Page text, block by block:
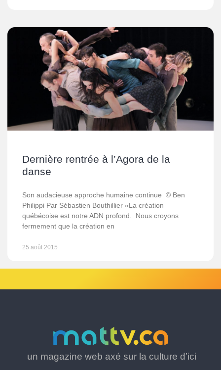
Dernière rentrée à l’Agora de la
danse
Son audacieuse approche humaine continue © Ben
Philippi Par Sébastien Bouthillier «La création
québécoise est notre ADN profond. Nous croyons
fermement que la création en
25 août 2015
un magazine web axé sur la culture d’ici